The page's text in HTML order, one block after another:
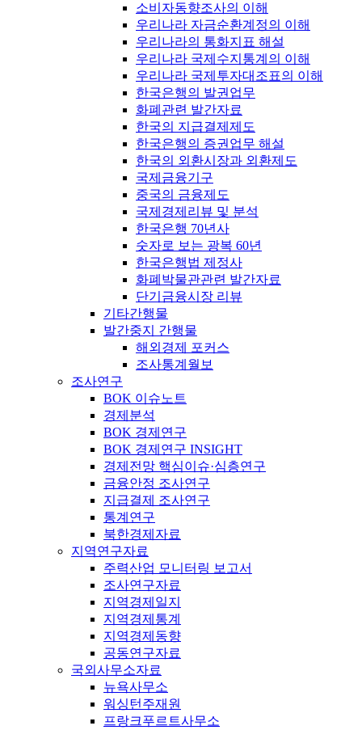
소비자동향조사의 이해
우리나라 자금순환계정의 이해
우리나라의 통화지표 해설
우리나라 국제수지통계의 이해
우리나라 국제투자대조표의 이해
한국은행의 발권업무
화폐관련 발간자료
한국의 지급결제제도
한국은행의 증권업무 해설
한국의 외환시장과 외환제도
국제금융기구
중국의 금융제도
국제경제리뷰 및 분석
한국은행 70년사
숫자로 보는 광복 60년
한국은행법 제정사
화폐박물관관련 발간자료
단기금융시장 리뷰
기타간행물
발간중지 간행물
해외경제 포커스
조사통계월보
조사연구
BOK 이슈노트
경제분석
BOK 경제연구
BOK 경제연구 INSIGHT
경제전망 핵심이슈·심층연구
금융안정 조사연구
지급결제 조사연구
통계연구
북한경제자료
지역연구자료
주력산업 모니터링 보고서
조사연구자료
지역경제일지
지역경제통계
지역경제동향
공동연구자료
국외사무소자료
뉴욕사무소
워싱턴주재원
프랑크푸르트사무소